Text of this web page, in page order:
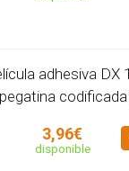
adhesiva DX
codificada
3,96€
disponible